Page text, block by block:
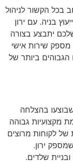
בכל הקשור לניהול
בניה. עם ירון
יתבצע בצורה
מספק שירות אישי
הגבוהים ביותר של
בהצלחה
מקצועיות גבוהה
של לקוחות מרוצים
ירון.
שלדים.